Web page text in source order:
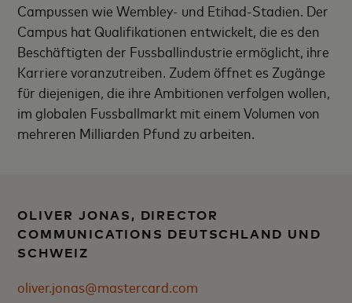
Campussen wie Wembley- und Etihad-Stadien. Der
Campus hat Qualifikationen entwickelt, die es den
Beschäftigten der Fussballindustrie ermöglicht, ihre
Karriere voranzutreiben. Zudem öffnet es Zugänge
für diejenigen, die ihre Ambitionen verfolgen wollen,
im globalen Fussballmarkt mit einem Volumen von
mehreren Milliarden Pfund zu arbeiten.
OLIVER JONAS, DIRECTOR
COMMUNICATIONS DEUTSCHLAND UND
SCHWEIZ
oliver.jonas@mastercard.com